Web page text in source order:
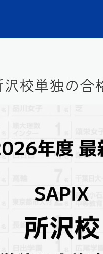
沢校単独の